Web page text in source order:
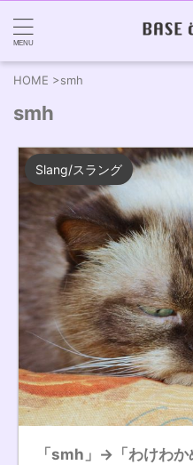
HOME >smh
smh
Slang/スラング
「smh」→「わけわ